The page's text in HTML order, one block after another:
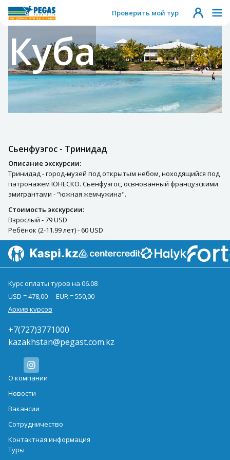
Проверить мой тур
Куба
Сьенфуэгос - Тринидад
Описание экскурсии:
Тринидад - город-музей под открытым небом, ноходящийся под
патронажем ЮНЕСКО. Сьенфуэгос, освнованный французскими
эмигрантами - "южная жемчужина".
Стоимость экскурсии:
Взрослый - 79 USD
Ребёнок (2-11.99 лет) - 60 USD
Курс оплаты туров на 06.08
USD = 478,00
EUR = 550,00
Архив курсов
+7(727)3771000
kazakhstan@pegast.com.kz
О компании
Новости
Вакансии
Сотрудничество
Контактная информация
Туры